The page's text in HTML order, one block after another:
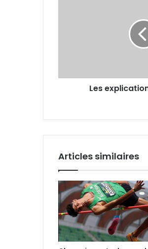
Les
Articles similaires